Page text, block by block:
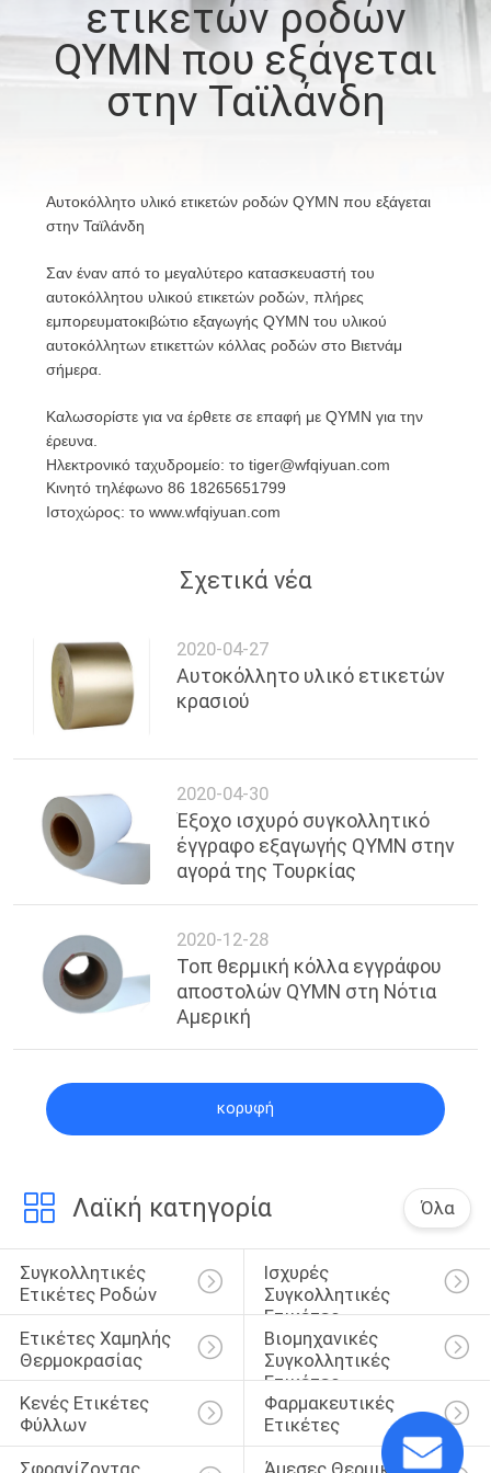
ΈΛΕΓΧΟΣ
ΜΑΣ
ΕΠΑΦΉ
ΖΗΤΉΣΤΕ
ΈΝΑ
ΑΠΌΣΠΑΣΜΑ
SITEMAP
PRIVACY
ετικετών ροδών
QYMN που εξάγεται
στην Ταϊλάνδη
Αυτοκόλλητο υλικό ετικετών ροδών QYMN που εξάγεται
στην Ταϊλάνδη
Σαν έναν από το μεγαλύτερο κατασκευαστή του
αυτοκόλλητου υλικού ετικετών ροδών, πλήρες
εμπορευματοκιβώτιο εξαγωγής QYMN του υλικού
αυτοκόλλητων ετικεττών κόλλας ροδών στο Βιετνάμ
σήμερα.
Καλωσορίστε για να έρθετε σε επαφή με QYMN για την
έρευνα.
Ηλεκτρονικό ταχυδρομείο: το tiger@wfqiyuan.com
Κινητό τηλέφωνο 86 18265651799
Ιστοχώρος: το www.wfqiyuan.com
Σχετικά νέα
2020-04-27
Αυτοκόλλητο υλικό ετικετών
κρασιού
2020-04-30
Έξοχο ισχυρό συγκολλητικό
έγγραφο εξαγωγής QYMN στην
αγορά της Τουρκίας
2020-12-28
Τοπ θερμική κόλλα εγγράφου
αποστολών QYMN στη Νότια
Αμερική
κορυφή
Λαϊκή κατηγορία Όλα
Συγκολλητικές
Ετικέτες Ροδών
Ισχυρές
Συγκολλητικές
Ετικέτες
Ετικέτες Χαμηλής
Θερμοκρασίας
Βιομηχανικές
Συγκολλητικές
Ετικέτες
Κενές Ετικέτες
Φύλλων
Φαρμακευτικές
Ετικέτες